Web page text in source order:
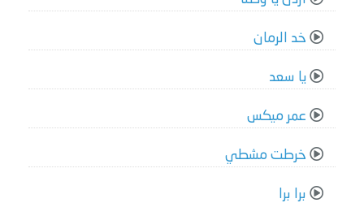
خد الرمان
يا سعد
عمر ميكس
خرطت مشطي
برا برا